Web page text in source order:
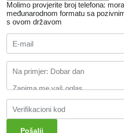
Molimo provjerite broj telefona:
međunarodnom formatu sa
s ovom državom